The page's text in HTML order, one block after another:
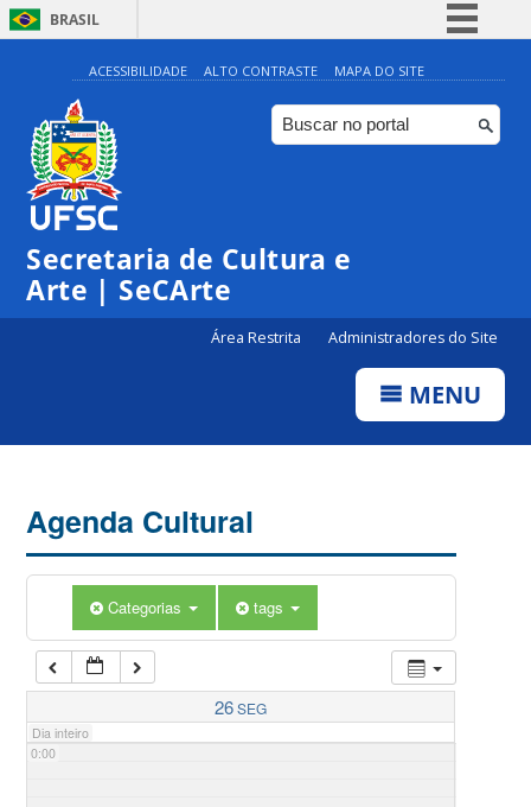
BRASIL
Simplifique!
Comunica BR
Participe
ACESSIBILIDADE ALTO CONTRASTE MAPA DO SITE
Secretaria de Cultura e
Arte | SeCArte
Área Restrita Administradores do Site
MENU
Agenda Cultural
Categorias tags
26SEG
Dia inteiro
0:00